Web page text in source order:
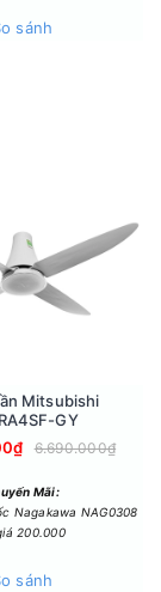
bắt giữ những
bộ lọc để xử
chế bụi bay lơ
sánh
Mitsubishi
GY
6.690.000₫
Mãi:
Nagakawa NAG0308
200.000
sánh